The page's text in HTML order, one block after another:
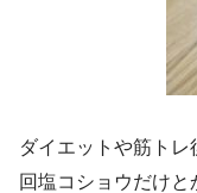
ダイエットや筋ト
回塩コショウだけ